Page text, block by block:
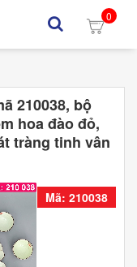
0
210038, bộ
hoa đào đỏ,
tràng tinh vân
Mã: 210038